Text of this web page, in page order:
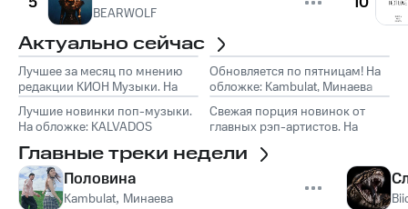
BEARWOLF
Актуально сейчас
Лучшее за месяц по мнению
редакции КИОН Музыки. На
обложке: Marselle
Обновляется по пятницам! На
обложке: Kambulat, Минаева
Лучшие новинки поп-музыки.
На обложке: KALVADOS
Свежая порция новинок от
главных рэп-артистов. На
Главные треки недели
Половина
Kambulat, Минаева